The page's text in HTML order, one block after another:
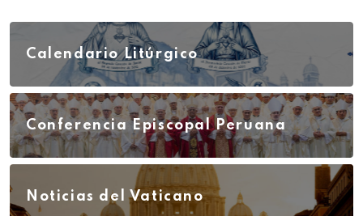
Calendario Litúrgico
Conferencia Episcopal Peruana
Noticias del Vaticano